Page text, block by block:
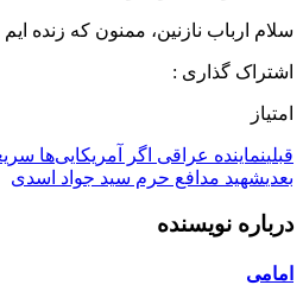
سلام ارباب نازنین، ممنون که زنده
اشتراک گذاری :
امتیاز
قبلینماینده عراقی اگر آمریکایی‌ها
بعدیشهید مدافع حرم سید جواد اسدی
درباره نویسنده
امامی